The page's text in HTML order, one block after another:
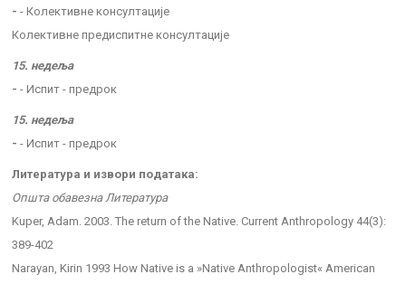
- - Колективне консултације
Колективне предиспитне консултације
15. недеља
- - Испит - предрок
15. недеља
- - Испит - предрок
Литература и извори података:
Општа обавезна Литература
Kuper, Adam. 2003. The return of the Native. Current Anthropology 44(3):
389-402
Narayan, Kirin 1993 How Native is a »Native Anthropologist« American